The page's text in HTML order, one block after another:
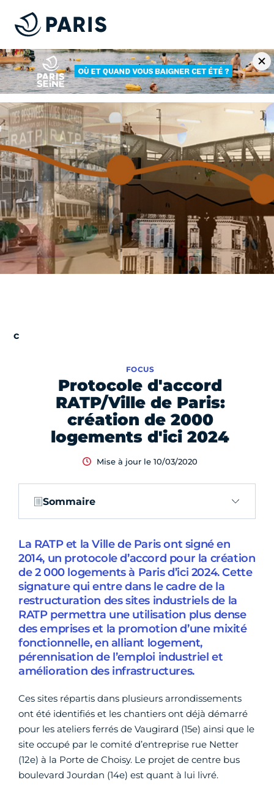
Protocole d'accord
RATP/Ville de Paris:
création de 2000
logements d'ici 2024
FOCUS
Mise à jour le 10/03/2020
Sommaire
La RATP et la Ville de Paris ont signé en
2014, un protocole d’accord pour la création
de 2 000 logements à Paris d’ici 2024. Cette
signature qui entre dans le cadre de la
restructuration des sites industriels de la
RATP permettra une utilisation plus dense
des emprises et la promotion d’une mixité
fonctionnelle, en alliant logement,
pérennisation de l’emploi industriel et
amélioration des infrastructures.
Ces sites répartis dans plusieurs arrondissements
ont été identifiés et les chantiers ont déjà démarré
pour les ateliers ferrés de Vaugirard (15e) ainsi que le
site occupé par le comité d’entreprise rue Netter
(12e) à la Porte de Choisy. Le projet de centre bus
boulevard Jourdan (14e) est quant à lui livré.